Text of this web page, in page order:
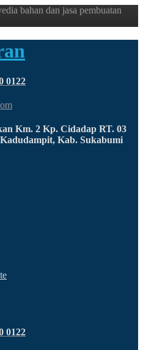
bahan dan jasa pembuatan
0122
Km. 2 Kp. Cidadap RT. 03
Kab. Sukabumi
0122